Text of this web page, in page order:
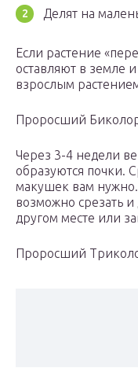
Делят на
Если растение
оставляют в земле
взрослым
Проросший
Через 3-4 недели
образуются почки.
макушек вам
возможно срезать
другом месте или
Проросший